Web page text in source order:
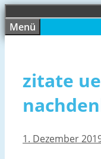
Menü
zitate
1. Dezember